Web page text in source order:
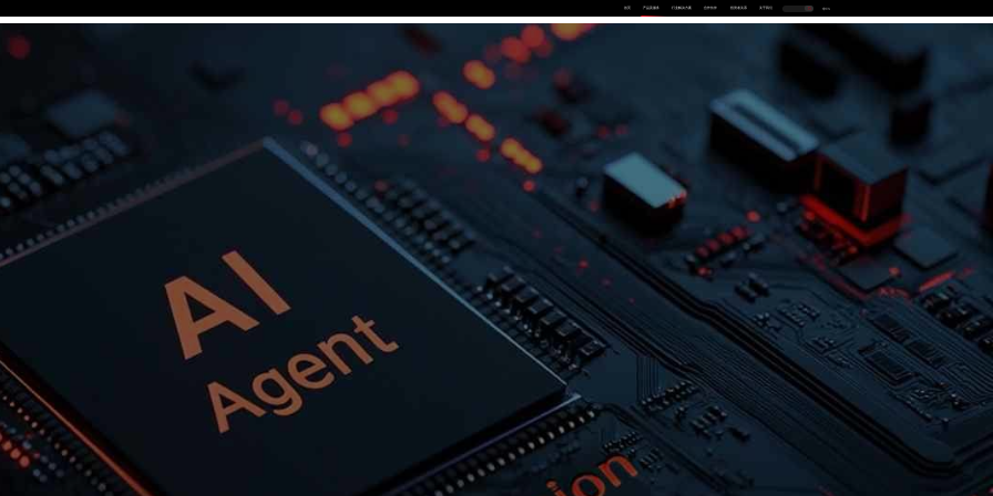
首页 产品及服务 行业解决方案 合作伙伴 投资者关系 关于我们 中EN